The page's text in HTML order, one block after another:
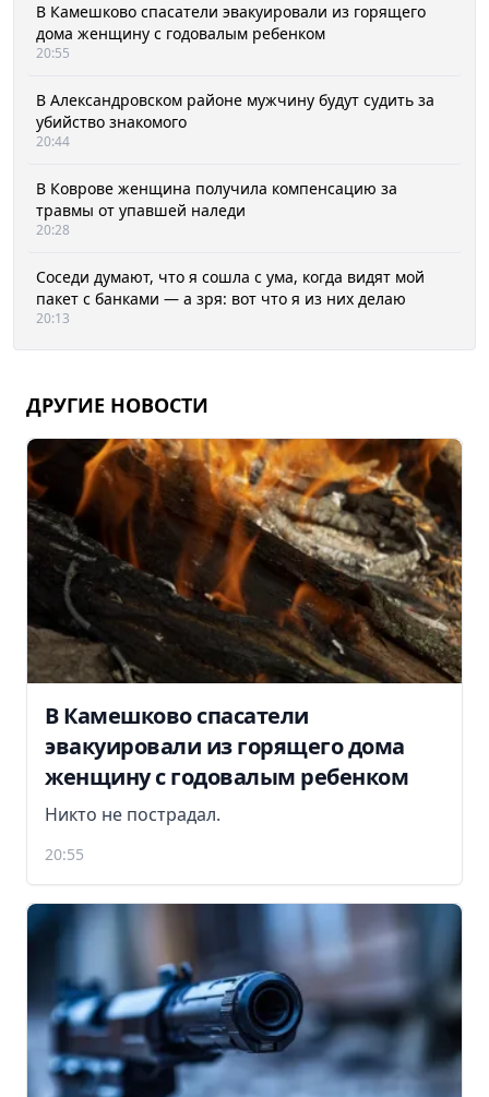
В Камешково спасатели эвакуировали из горящего
дома женщину с годовалым ребенком
20:55
В Александровском районе мужчину будут судить за
убийство знакомого
20:44
В Коврове женщина получила компенсацию за
травмы от упавшей наледи
20:28
Соседи думают, что я сошла с ума, когда видят мой
пакет с банками — а зря: вот что я из них делаю
20:13
ДРУГИЕ НОВОСТИ
В Камешково спасатели
эвакуировали из горящего дома
женщину с годовалым ребенком
Никто не пострадал.
20:55